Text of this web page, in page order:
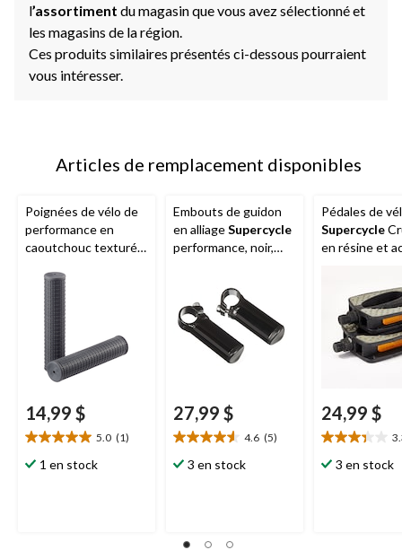
l’assortiment du magasin que vous avez sélectionné et
les magasins de la région.
Ces produits similaires présentés ci-dessous pourraient
vous intéresser.
Articles de remplacement disponibles
Poignées de vélo de
performance en
caoutchouc texturé
noir
14,99 $
5.0 (1)
5.0
étoile(s)
1 en stock
Embouts de guidon
en alliageSupercycle
performance, noir,
27,99 $
4.6 (5)
4.6
étoile(s)
3 en stock
Pédales de
Supercycle
en résine et
24,99 $
3.3
étoile(s)
3 en stock